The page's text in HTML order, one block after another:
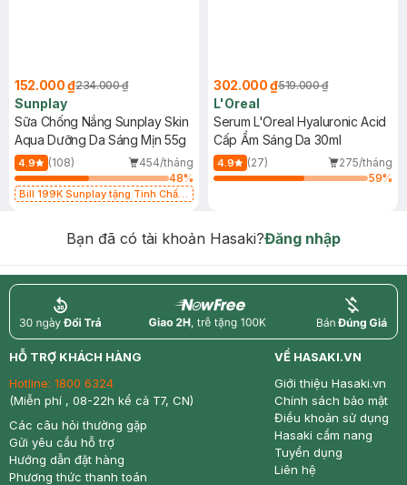
152.000 ₫234.000 ₫
Sunplay
Sữa Chống Nắng Sunplay Skin
Aqua Dưỡng Da Sáng Mịn 55g
4.9 (108)
454/tháng
48%
Bill 199K Sunplay tặng Tinh Chất
302.000 ₫519.000 ₫
L'Oreal
Serum L'Oreal Hyaluronic Acid
Cấp Ẩm Sáng Da 30ml
4.9 (27)
275/tháng
59%
Bạn đã có tài khoản Hasaki?Đăng nhập
return nowfree price
HỖ TRỢ KHÁCH HÀNG
Hotline: 1800 6324
(Miễn phí , 08-22h kể cả T7, CN)
Các câu hỏi thường gặp
Gửi yêu cầu hỗ trợ
Hướng dẫn đặt hàng
Phương thức thanh toán
VỀ HASAKI.VN
Giới thiệu Hasaki.vn
Chính sách bảo mật
Điều khoản sử dụng
Hasaki cẩm nang
Tuyển dụng
Liên hệ